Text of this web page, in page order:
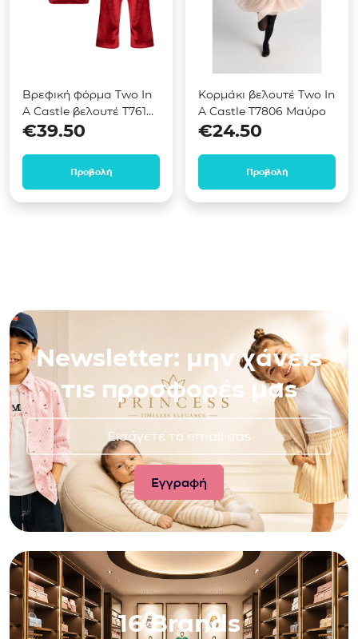
Βρεφική φόρμα Two In
A Castle βελουτέ T7614
Κόκκινο
€39.50
Προβολή
Κορμάκι βελουτέ Two In
A Castle T7806 Μαύρο
€24.50
Προβολή
Newsletter: μην χάνεις
τις προσφορές μας
16 Brands